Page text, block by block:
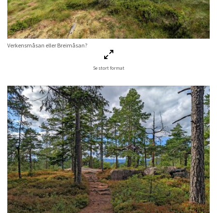
Verkensmåsan eller Breimåsan?
Se stort format